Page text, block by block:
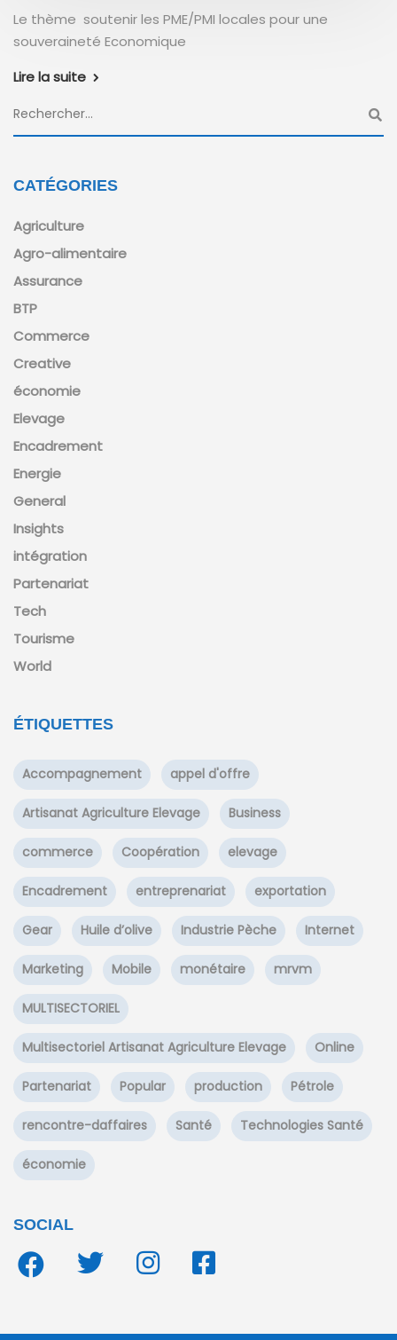
Le thème soutenir les PME/PMI locales pour une
souveraineté Economique
Lire la suite
CATÉGORIES
Agriculture
Agro-alimentaire
Assurance
BTP
Commerce
Creative
économie
Elevage
Encadrement
Energie
General
Insights
intégration
Partenariat
Tech
Tourisme
World
ÉTIQUETTES
Accompagnement appel d'offre
Artisanat Agriculture Elevage Business
commerce Coopération elevage
Encadrement entreprenariat exportation
Gear Huile d’olive Industrie Pèche Internet
Marketing Mobile monétaire mrvm
MULTISECTORIEL
Multisectoriel Artisanat Agriculture Elevage Online
Partenariat Popular production Pétrole
rencontre-daffaires Santé Technologies Santé
économie
SOCIAL